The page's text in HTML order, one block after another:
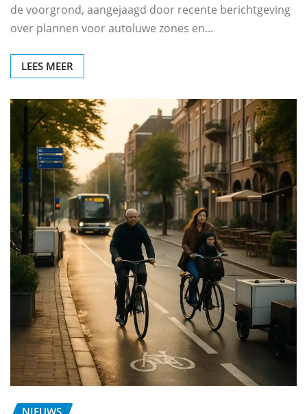
de voorgrond, aangejaagd door recente berichtgeving
over plannen voor autoluwe zones en…
LEES MEER